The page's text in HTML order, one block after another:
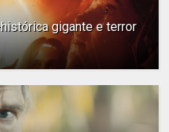
gigante e terror